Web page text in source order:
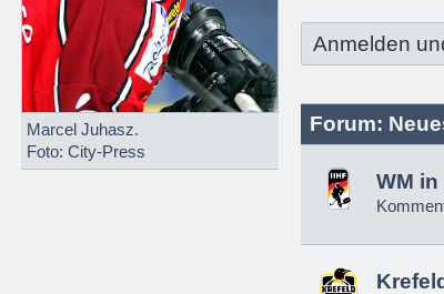
Marcel Juhasz.
Foto: City-Press
Anmelden
Forum:
WM